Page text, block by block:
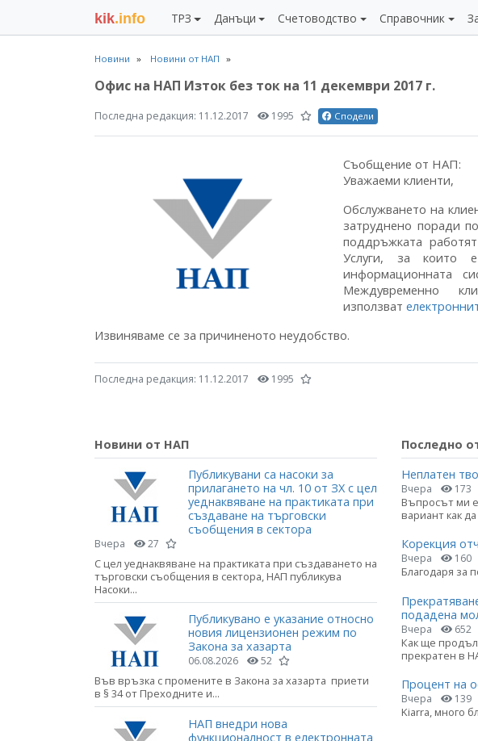
kik.info ТРЗ Данъци Счетоводство Справочник
Новини Новини от НАП
Офис на НАП Изток без ток на 11 декември 2017 г.
Последна редакция: 11.12.2017 1995 Сподели
Съобщение от НАП:
Уважаеми клиенти,
Обслужването на
затруднено поради
поддръжката
Услуги, за които
информационната
Междувременно
използват
Извиняваме се за причиненото неудобство.
Последна редакция: 11.12.2017 1995
Новини от НАП
Публикувани са насоки за
прилагането на чл. 10 от ЗХ с цел
уеднаквяване на практиката при
създаване на търговски
съобщения в сектора
Вчера 27
С цел уеднаквяване на практиката при създаването на
търговски съобщения в сектора, НАП публикува
Насоки...
Публикувано е указание относно
новия лицензионен режим по
Закона за хазарта
06.08.2026 52
Във връзка с промените в Закона за хазарта приети
в § 34 от Преходните и...
НАП внедри нова
функционалност в електронната
Последно
Неплатен
Вчера 173
Въпросът ми
вариант как
Корекция
Вчера 160
Благодаря за
подадена
Вчера 652
Как ще
прекратен в
Процент на
Вчера 139
Kiarra, много